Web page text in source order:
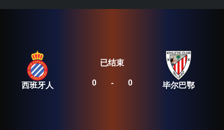
西班牙人 0 - 0
已结束
毕尔巴鄂